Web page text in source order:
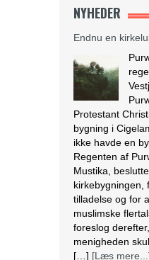
NYHEDER
Protestant
bygning i
ikke havde en
Regenten af
Mustika,
kirkebygningen,
tilladelse og for
muslimske
foreslog
menigheden
[…][Læs